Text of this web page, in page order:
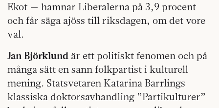
Ekot — hamnar Liberalerna på 3,9 procent
och får säga ajöss till riksdagen, om det vore
val.
Jan Björklund är ett politiskt fenomen och på
många sätt en sann folkpartist i kulturell
mening. Statsvetaren Katarina Barrlings
klassiska doktorsavhandling ”Partikulturer”